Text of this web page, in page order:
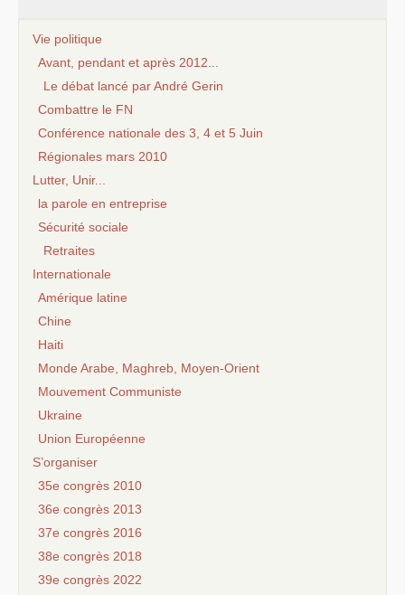
Vie politique
Avant, pendant et après 2012...
Le débat lancé par André Gerin
Combattre le FN
Conférence nationale des 3, 4 et 5 Juin
Régionales mars 2010
Lutter, Unir...
la parole en entreprise
Sécurité sociale
Retraites
Internationale
Amérique latine
Chine
Haiti
Monde Arabe, Maghreb, Moyen-Orient
Mouvement Communiste
Ukraine
Union Européenne
S’organiser
35e congrès 2010
36e congrès 2013
37e congrès 2016
38e congrès 2018
39e congrès 2022